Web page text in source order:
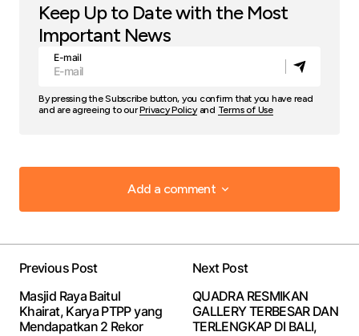
Keep Up to Date with the Most
Important News
E-mail
By pressing the Subscribe button, you confirm that you have read
and are agreeing to ourPrivacy Policyand Terms of Use
Add a comment
Add a comment
fields are marked
Previous Post
Masjid Raya Baitul
Khairat, Karya PTPP yang
Mendapatkan 2 Rekor
Next Post
QUADRA RESMIKAN
GALLERY TERBESAR DAN
TERLENGKAP DI BALI,